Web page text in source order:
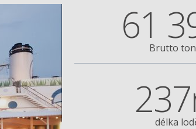
61Brutto
délka